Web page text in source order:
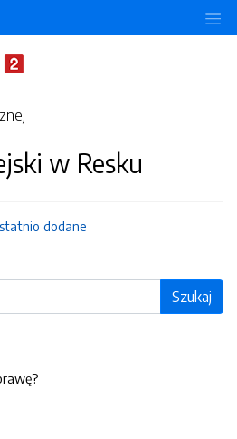
w Resku
dodane
Szukaj